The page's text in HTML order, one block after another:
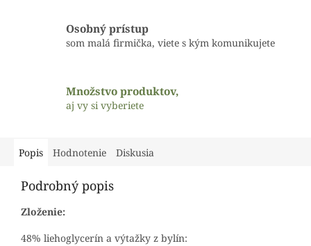
Osobný prístup
som malá firmička, viete s kým komunikujete
Množstvo produktov,
aj vy si vyberiete
Popis Hodnotenie Diskusia
Podrobný popis
Zloženie:
48% liehoglycerín a výtažky z bylín: